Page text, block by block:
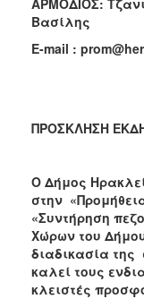
ΕΠΙΣΚΕΠΤΗΣ
Βασίλης
E-mail : prom@
ΠΡΟΣΚΛΗΣΗ
Ο Δήμος
στην
«Συντήρηση
Χώρων του
διαδικασία
καλεί τους
κλειστές